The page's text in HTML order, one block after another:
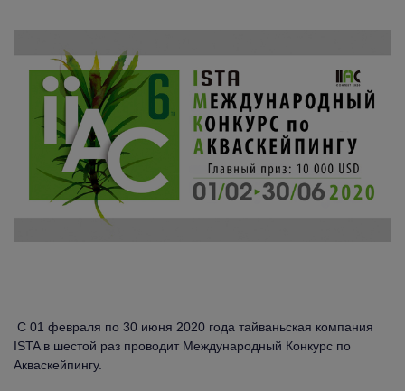
С 01 февраля по 30 июня 2020 года тайваньская компания
ISTA в шестой раз проводит Международный Конкурс по
Акваскейпингу.